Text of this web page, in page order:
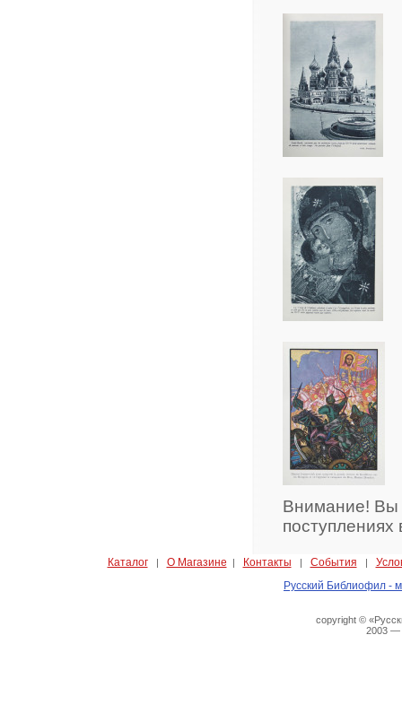
Внимание! Вы
Каталог| О Магазине | Контакты | События |
Русский Библиофил -
copyright ©
2003 —